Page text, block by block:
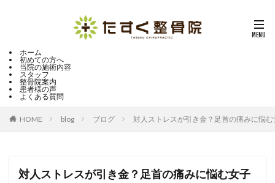
ホーム
初めての方へ
当院の施術内容
スタッフ
整骨院案内
患者様の声
よくある質問
HOME blog ブログ 対人ストレスが引き金？足首の痛みに悩
対人ストレスが引き金？足首の痛みに悩む女子